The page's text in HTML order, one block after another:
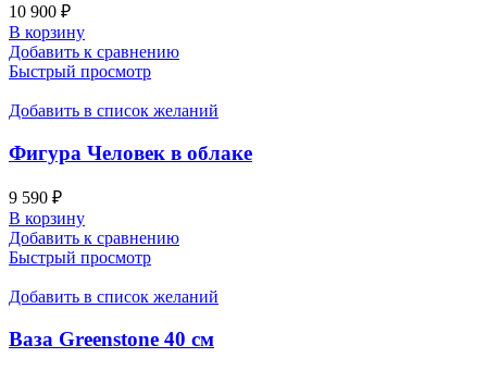
10 900 ₽
В корзину
Добавить к сравнению
Быстрый просмотр
Добавить в список желаний
Фигура Человек в облаке
9 590 ₽
В корзину
Добавить к сравнению
Быстрый просмотр
Добавить в список желаний
Ваза Greenstone 40 см